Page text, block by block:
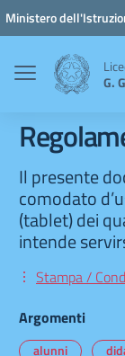
Vai ai contenuti
Vai al menu di
Vai al footer
Ministero
G.
Il presente
comodato
(tablet) dei
intende
Stampa /
Argomenti
alunni